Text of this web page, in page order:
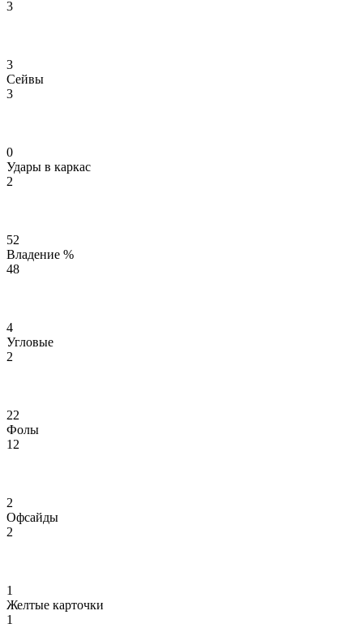
3
3
Сейвы
3
0
Удары в каркас
2
52
Владение %
48
4
Угловые
2
22
Фолы
12
2
Офсайды
2
1
Желтые карточки
1